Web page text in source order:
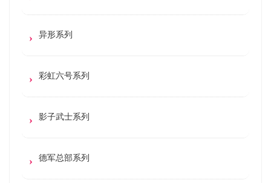
异形系列
彩虹六号系列
影子武士系列
德军总部系列